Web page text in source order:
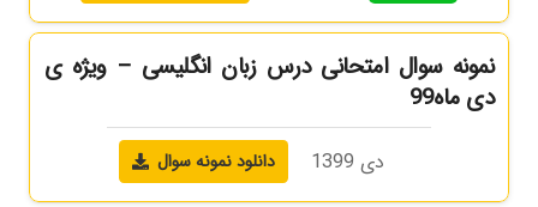
نمونه سوال امتحانی درس زبان انگلیسی – ویژه ی
دی ماه99
دی 1399 دانلود نمونه سوال